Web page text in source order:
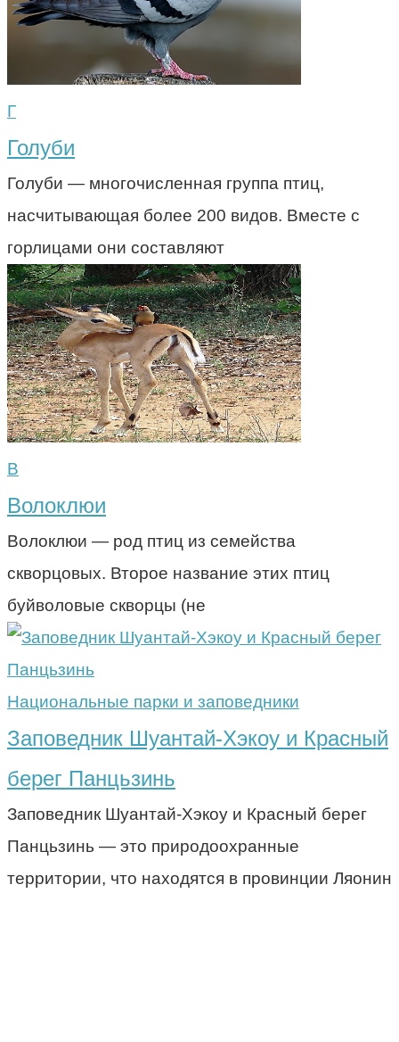
Г
Голуби
Голуби — многочисленная группа птиц,
насчитывающая более 200 видов. Вместе с
горлицами они составляют
В
Волоклюи
Волоклюи — род птиц из семейства
скворцовых. Второе название этих птиц
буйволовые скворцы (не
Национальные парки и заповедники
Заповедник Шуантай-Хэкоу и Красный
берег Панцьзинь
Заповедник Шуантай-Хэкоу и Красный берег
Панцьзинь — это природоохранные
территории, что находятся в провинции Ляонин